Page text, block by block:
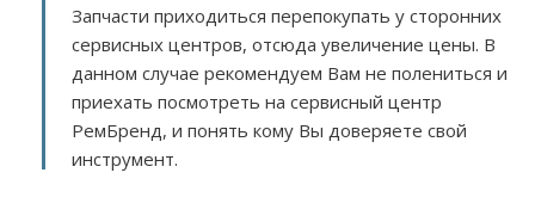
Запчасти приходиться перепокупать у сторонних
сервисных центров, отсюда увеличение цены. В
данном случае рекомендуем Вам не полениться и
приехать посмотреть на сервисный центр
РемБренд, и понять кому Вы доверяете свой
инструмент.